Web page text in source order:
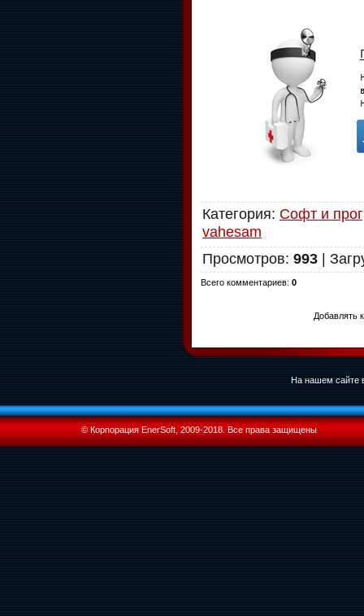
Категория: Софт и
vahesam
Просмотров: 993 |
Всего комментариев: 0
Добавлять
На нашем сайте
© Корпорация EnerSoft, 2009-2018. Все права защищены